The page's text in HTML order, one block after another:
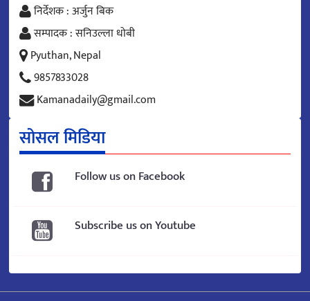
निर्देशक : अर्जुन बिक
सम्पादक : सनिउल्ला धोबी
Pyuthan, Nepal
9857833028
Kamanadaily@gmail.com
सोसल मिडिया
Follow us on Facebook
Subscribe us on Youtube